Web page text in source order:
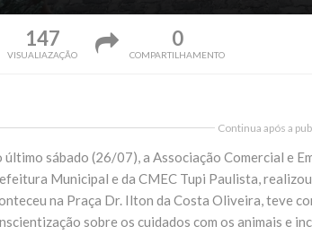
147
VISUALIAZAÇÃO
0
COMPARTILHAMENTO
Continua após a
último sábado (26/07), a Associação Comercial e
Municipal e da CMEC Tupi Paulista,
na Praça Dr. Ilton da Costa Oliveira, teve
sobre os cuidados com os animais e